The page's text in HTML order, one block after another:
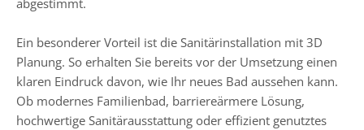
Ein besonderer Vorteil ist die Sanitärinstallation mit 3D
Planung. So erhalten Sie bereits vor der Umsetzung einen
klaren Eindruck davon, wie Ihr neues Bad aussehen kann.
Ob modernes Familienbad, barriereärmere Lösung,
hochwertige Sanitärausstattung oder effizient genutztes